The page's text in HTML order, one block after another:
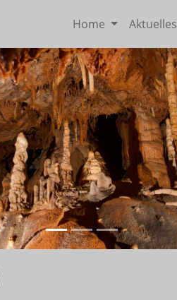
Home Aktuelles